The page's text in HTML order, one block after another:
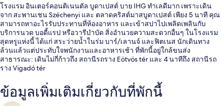
โรงแรม อินเตอร์คอนติเนนตัล บูดาเปสต์ บาย IHG ทำเลดีมาก เพราะเดิน
จาก สะพานเชน Széchenyi และ ตลาดคริสต์มาสบูดาเปสต์ เพียง 5 นาที คุณ
สามารถหาอะไรรับประทานที่ห้องอาหาร และเข้าสปาไปเพลิดเพลินกับ
บริการนวด บอดี้แรป หรือวารีบำบัด สิ่งอำนวยความสะดวกอื่นๆ ในโรงแรม
สุดหรูแห่งนี้ ได้แก่ สระว่ายน้ำในร่ม บาร์/เลานจ์ และฟิตเนส นักเดินทาง
ล้วนแล้วแต่ประทับใจพนักงานและอาหารเช้า ที่พักนี้อยู่ใกล้ขนส่ง
สาธารณะ: เดินไม่กี่ก้าวถึง สถานีรถราง Eötvös tér และ 4 นาทีถึง สถานีรถ
ราง Vigadó tér
ข้อมูลเพิ่มเติมเกี่ยวกับที่พักนี้